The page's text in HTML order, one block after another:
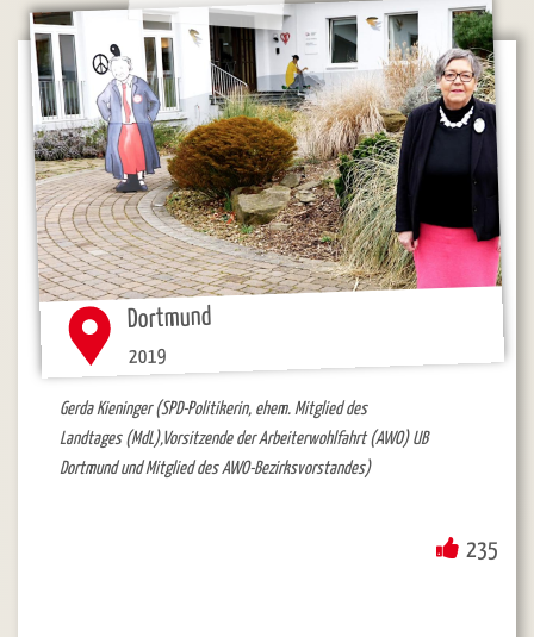
Dortmund
2019
Gerda Kieninger (SPD-Politikerin, ehem. Mitglied des
Landtages (MdL),Vorsitzende der Arbeiterwohlfahrt (AWO) UB
Dortmund und Mitglied des AWO-Bezirksvorstandes)
235